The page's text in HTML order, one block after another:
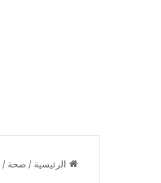
الرئيسية / صحة /